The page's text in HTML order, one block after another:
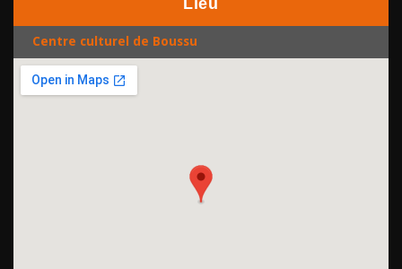
Lieu
Centre culturel de Boussu